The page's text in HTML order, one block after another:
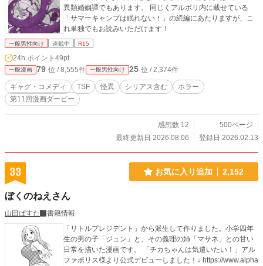
異類婚姻譚でもあります。 同じくアルポリ内に載せている
「サマーキャンプは眠れない！」の続編にあたりますが、こ
れ単独でもお読みいただけます！
一般男性向け 連載中 R15
24h.ポイント 49pt
一般漫画 79 位 / 8,555件 一般男性向け 25 位 / 2,374件
ギャグ・コメディ TSF 怪異 シリアス含む
ホラー
第11回漫画ダービー
感想数 12
500ページ
最終更新日 2026.08.06
登録日 2026.02.13
33 お気に入り追加 2,152
ぼくのねえさん
山田ぱすた
書籍情報
「リトルプレジデント」から派生して作りました。小学四年
生の男の子「ジュン」と、その義理の姉「マサネ」との甘い
日常を描いた漫画です。 「チカちゃんは気遣いたい！」アル
ファポリス様より公式デビューしました！↓ https://www.alpha